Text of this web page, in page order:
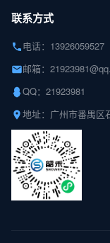
联系方式
电话：13926059527
邮箱：
QQ：21923981
地址：广州市番禺区